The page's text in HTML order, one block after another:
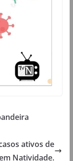
ativos de
Natividade.